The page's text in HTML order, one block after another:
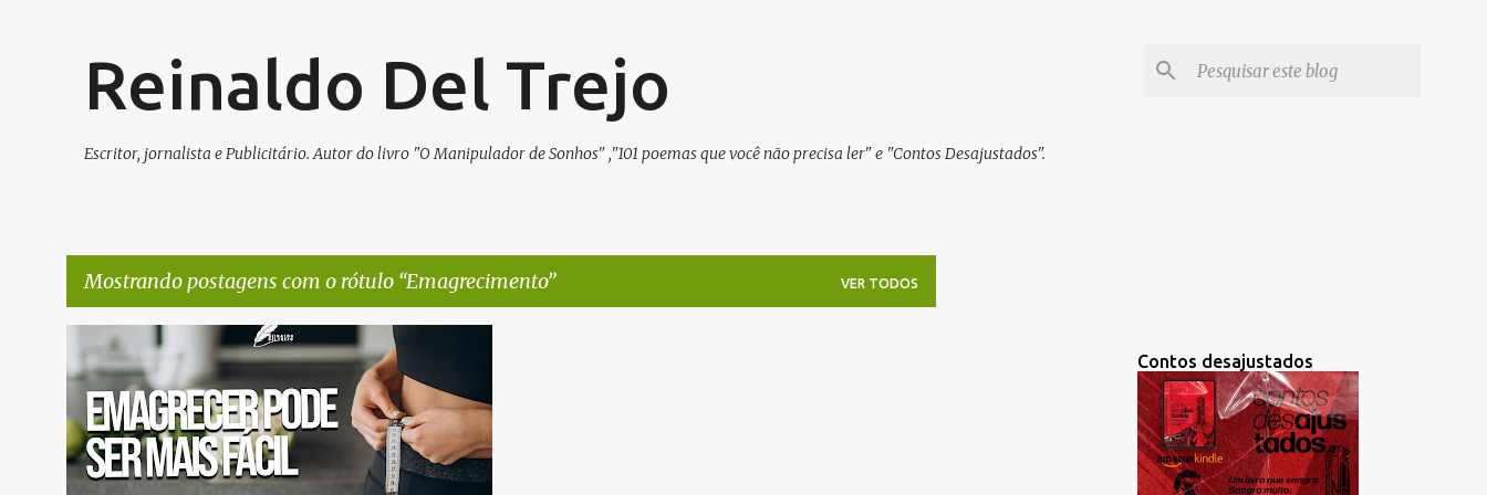
Reinaldo Del Trejo
Escritor, jornalista e Publicitário. Autor do livro "O Manipulador de Sonhos" ,"101 poemas que você não precisa ler" e "Contos Desajustados".
Mostrando postagens com o rótulo Emagrecimento VER TODOS
P
s
t
a
EMAGRECIMENTO Contos desajustados